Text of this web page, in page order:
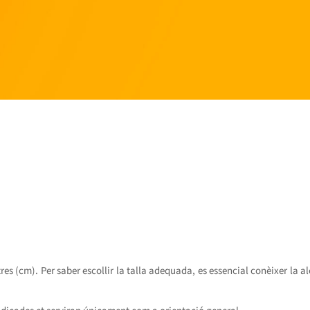
(cm). Per saber escollir la talla adequada, es essencial conèixer